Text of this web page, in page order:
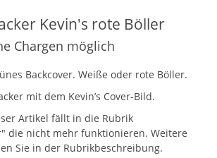
Kevin's rote Böller
Chargen möglich
Backcover. Weiße oder rote Böller.
mit dem Kevin’s Cover-Bild.
Artikel fällt in die Rubrik
die nicht mehr funktionieren. Weitere
Sie in der Rubrikbeschreibung.